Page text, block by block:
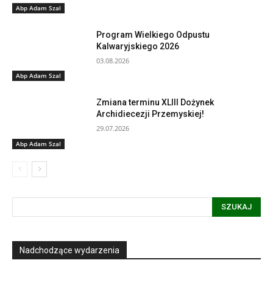
Abp Adam Szal
Abp Adam Szal
Program Wielkiego Odpustu
Kalwaryjskiego 2026
03.08.2026
Abp Adam Szal
Zmiana terminu XLIII Dożynek
Archidiecezji Przemyskiej!
29.07.2026
SZUKAJ
Nadchodzące wydarzenia